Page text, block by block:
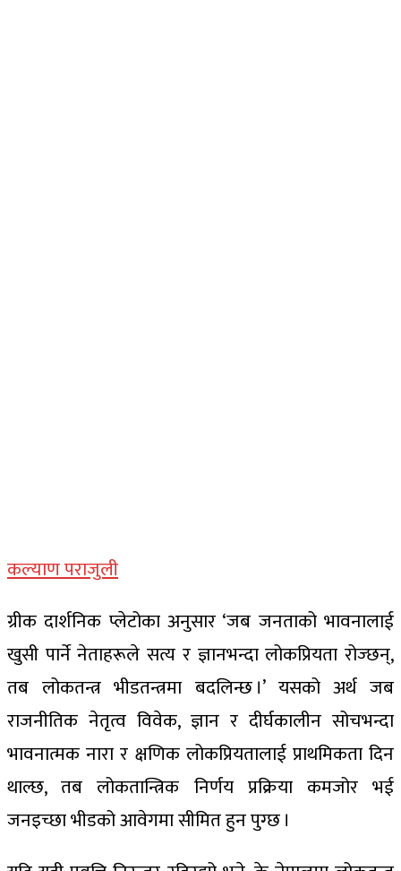
कल्याण पराजुली
ग्रीक दार्शनिक प्लेटोका अनुसार ‘जब जनताको भावनालाई
खुसी पार्ने नेताहरूले सत्य र ज्ञानभन्दा लोकप्रियता रोज्छन्,
तब लोकतन्त्र भीडतन्त्रमा बदलिन्छ ।’ यसको अर्थ जब
राजनीतिक नेतृत्व विवेक, ज्ञान र दीर्घकालीन सोचभन्दा
भावनात्मक नारा र क्षणिक लोकप्रियतालाई प्राथमिकता दिन
थाल्छ, तब लोकतान्त्रिक निर्णय प्रक्रिया कमजोर भई
जनइच्छा भीडको आवेगमा सीमित हुन पुग्छ ।